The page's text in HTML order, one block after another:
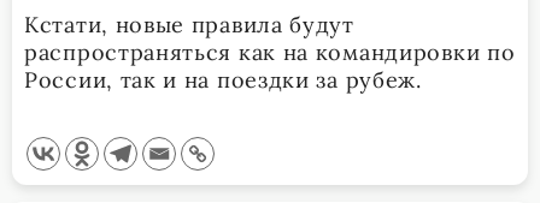
Кстати, новые правила будут
распространяться как на командировки по
России, так и на поездки за рубеж.